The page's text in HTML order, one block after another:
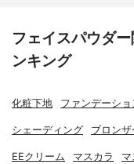
フェイスパウダ
ンキング
化粧下地 ファンデーショ
シェーディング ブロンザ
EEクリーム マスカラ